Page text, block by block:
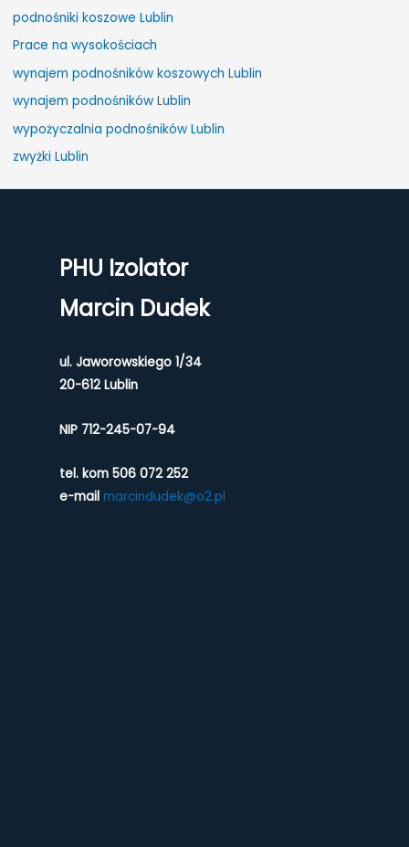
r
podnośniki koszowe Lublin
Prace na wysokościach
wynajem podnośników koszowych Lublin
wynajem podnośników Lublin
wypożyczalnia podnośników Lublin
zwyżki Lublin
PHU Izolator
Marcin Dudek
ul. Jaworowskiego 1/34
20-612 Lublin
NIP 712-245-07-94
tel. kom 506 072 252
e-mail marcindudek@o2.pl